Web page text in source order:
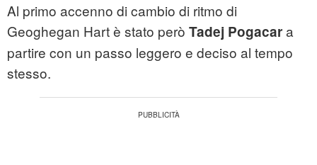
Al primo accenno di cambio di ritmo di
Geoghegan Hart è stato però Tadej Pogacara
partire con un passo leggero e deciso al tempo
stesso.